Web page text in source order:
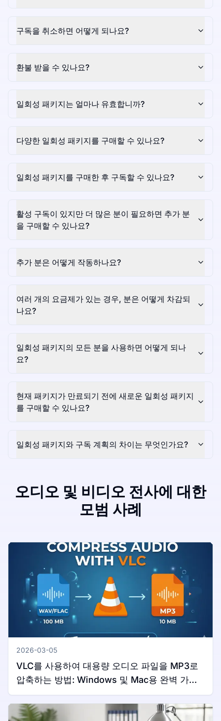
구독을 취소하면 어떻게 되나요?
환불 받을 수 있나요?
일회성 패키지는 얼마나 유효합니까?
다양한 일회성 패키지를 구매할 수 있나요?
일회성 패키지를 구매한 후 구독할 수 있나요?
활성 구독이 있지만 더 많은 분이 필요하면 추가 분
을 구매할 수 있나요?
추가 분은 어떻게 작동하나요?
여러 개의 요금제가 있는 경우, 분은 어떻게 차감되
나요?
일회성 패키지의 모든 분을 사용하면 어떻게 되나
요?
현재 패키지가 만료되기 전에 새로운 일회성 패키지
를 구매할 수 있나요?
일회성 패키지와 구독 계획의 차이는 무엇인가요?
오디오 및 비디오 전사에 대한
모범 사례
2026-03-05
VLC를 사용하여 대용량 오디오 파일을 MP3로
압축하는 방법: Windows 및 Mac용 완벽 가이
드